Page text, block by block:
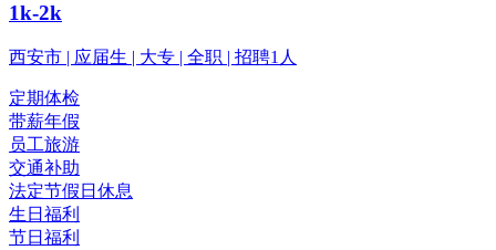
1k-2k
西安市 | 应届生 | 大专 | 全职 | 招聘1人
定期体检
带薪年假
员工旅游
交通补助
法定节假日休息
生日福利
节日福利